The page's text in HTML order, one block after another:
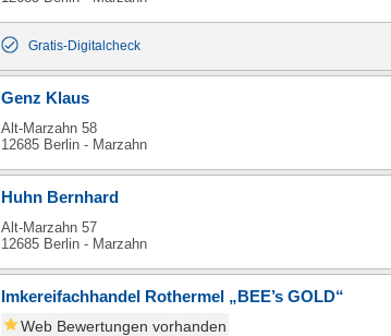
Gratis-Digitalcheck
Genz Klaus
Alt-Marzahn 58
12685 Berlin - Marzahn
Huhn Bernhard
Alt-Marzahn 57
12685 Berlin - Marzahn
Imkereifachhandel Rothermel „BEE’s GOLD“
Web Bewertungen vorhanden